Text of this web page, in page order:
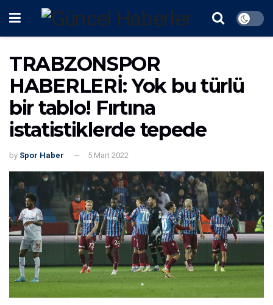
TRABZONSPOR
HABERLERİ: Yok bu türlü
bir tablo! Fırtına
istatistiklerde tepede
by Spor Haber 5 Mart 2022